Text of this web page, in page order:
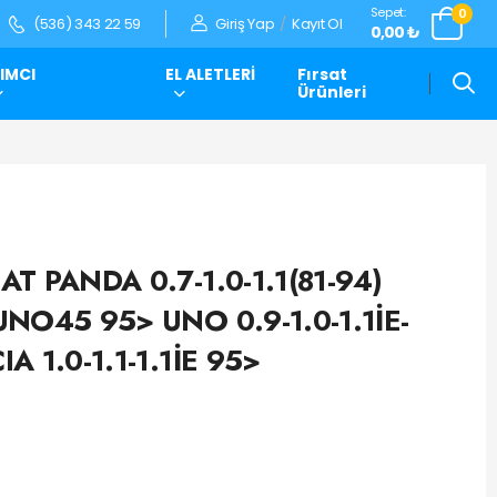
(536) 343 22 59 Giriş Yap / Kayıt Ol
Sepet:
0,00 ₺
0
EL ALETLERİ
Fırsat
Ürünleri
PANDA 0.7-1.0-1.1(81-94)
95> UNO 0.9-1.0-1.1İE-
1.0-1.1-1.1İE 95>